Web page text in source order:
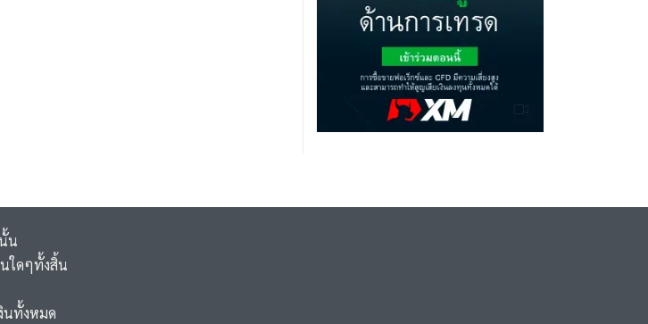
น
ใดๆทั้งสิ้น
นทั้งหมด